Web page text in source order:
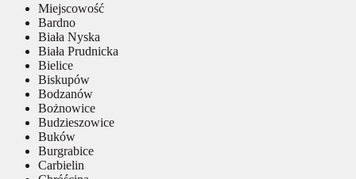
Miejscowość
Bardno
Biała Nyska
Biała Prudnicka
Bielice
Biskupów
Bodzanów
Bożnowice
Budzieszowice
Buków
Burgrabice
Carbielin